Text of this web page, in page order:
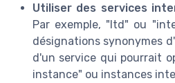
Utiliser des services
Par exemple, "ltd" ou
désignations synonymes
d'un service qui pourrait
instance" ou instances